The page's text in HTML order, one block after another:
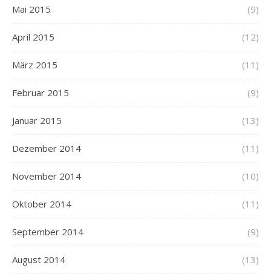
Mai 2015 (9)
April 2015 (12)
März 2015 (11)
Februar 2015 (9)
Januar 2015 (13)
Dezember 2014 (11)
November 2014 (10)
Oktober 2014 (11)
September 2014 (9)
August 2014 (13)